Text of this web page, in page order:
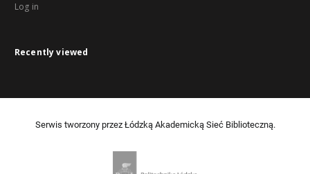
Log in
Recently viewed
Serwis tworzony przez Łódzką Akademicką Sieć Biblioteczną.